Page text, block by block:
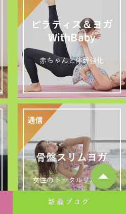
ピラティス＆ヨガ
WithBaby
赤ちゃんと体幹強化
骨盤スリムヨガ
女性のトータルサポート
新着ブログ